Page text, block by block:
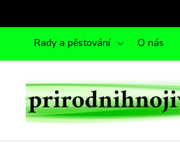
Rady a pěstování O nás